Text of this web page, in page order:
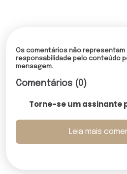
Os comentários não representam
responsabilidade pelo conteúdo
mensagem.
Comentários (0)
Torne-se um assinante
Leia mais